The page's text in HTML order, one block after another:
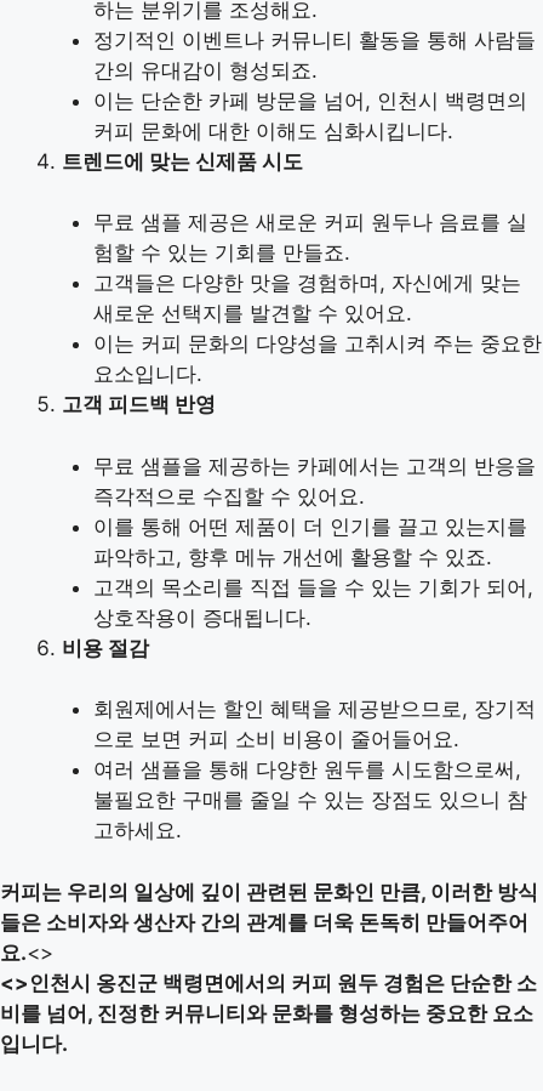
하는 분위기를 조성해요.
정기적인 이벤트나 커뮤니티 활동을 통해 사람들
간의 유대감이 형성되죠.
이는 단순한 카페 방문을 넘어, 인천시 백령면의
커피 문화에 대한 이해도 심화시킵니다.
트렌드에 맞는 신제품 시도
무료 샘플 제공은 새로운 커피 원두나 음료를 실
험할 수 있는 기회를 만들죠.
고객들은 다양한 맛을 경험하며, 자신에게 맞는
새로운 선택지를 발견할 수 있어요.
이는 커피 문화의 다양성을 고취시켜 주는 중요한
요소입니다.
고객 피드백 반영
무료 샘플을 제공하는 카페에서는 고객의 반응을
즉각적으로 수집할 수 있어요.
이를 통해 어떤 제품이 더 인기를 끌고 있는지를
파악하고, 향후 메뉴 개선에 활용할 수 있죠.
고객의 목소리를 직접 들을 수 있는 기회가 되어,
상호작용이 증대됩니다.
비용 절감
회원제에서는 할인 혜택을 제공받으므로, 장기적
으로 보면 커피 소비 비용이 줄어들어요.
여러 샘플을 통해 다양한 원두를 시도함으로써,
불필요한 구매를 줄일 수 있는 장점도 있으니 참
고하세요.
커피는 우리의 일상에 깊이 관련된 문화인 만큼, 이러한 방식
들은 소비자와 생산자 간의 관계를 더욱 돈독히 만들어주어
요.<>
<>인천시 옹진군 백령면에서의 커피 원두 경험은 단순한 소
비를 넘어, 진정한 커뮤니티와 문화를 형성하는 중요한 요소
입니다.